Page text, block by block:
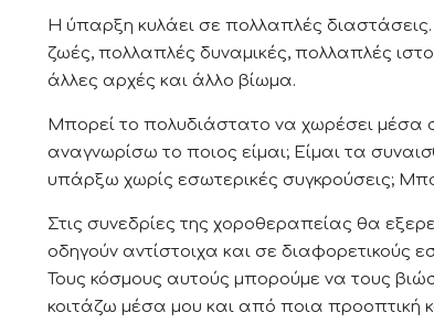
Η ύπαρξη κυλάει σε πολλαπλές
ζωές, πολλαπλές δυναμικές, πολλαπλές
άλλες αρχές και άλλο βίωμα.
Μπορεί το πολυδιάστατο να χωρέσει
αναγνωρίσω το ποιος είμαι; Είμαι τα
υπάρξω χωρίς εσωτερικές συγκρούσεις;
Στις συνεδρίες της χοροθεραπείας θα
οδηγούν αντίστοιχα και σε διαφορετικούς
Τους κόσμους αυτούς μπορούμε να τους
κοιτάζω μέσα μου και από ποια προοπτική